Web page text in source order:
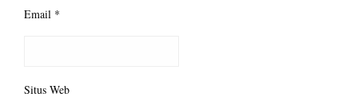
Email *
Situs Web